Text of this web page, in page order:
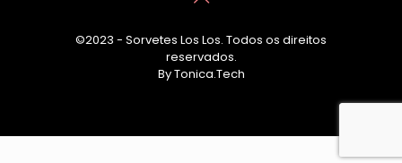
©2023 - Sorvetes Los Los. Todos os direitos
reservados.
By Tonica.Tech